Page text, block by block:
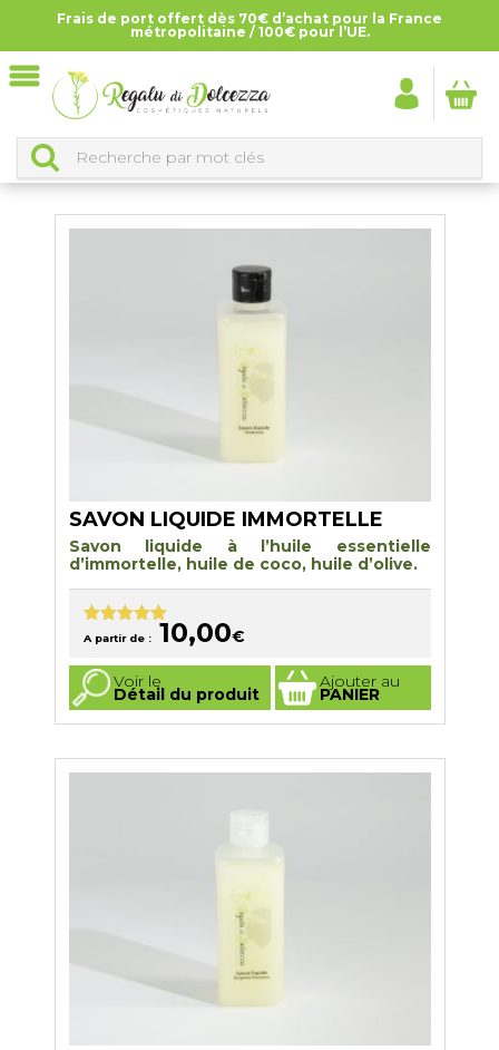
Frais de port offert dès 70€ d’achat pour la France
métropolitaine / 100€ pour l’UE.
Accueil>Tous les produits>Savons liquides
SAVONS LIQUIDES
SAVON LIQUIDE IMMORTELLE
Savon liquide à l’huile essentielle
d’immortelle, huile de coco, huile d’olive.
Note5.00
A partir de : 10,00€
Voir le
Détail du produit
Ajouter au
PANIER
Ce
produit
a
plusieurs
options